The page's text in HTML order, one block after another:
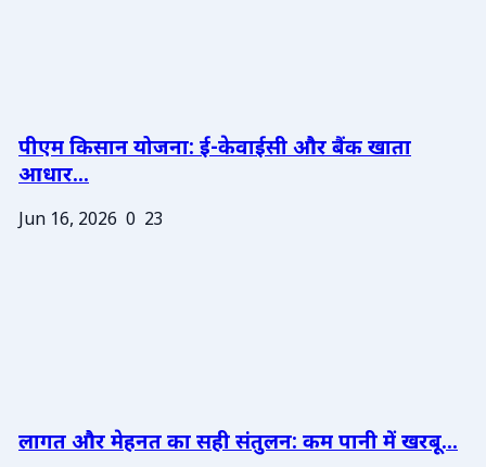
पीएम किसान योजना: ई-केवाईसी और बैंक खाता
आधार...
Jun 16, 2026 0 23
लागत और मेहनत का सही संतुलन: कम पानी में खरबू...